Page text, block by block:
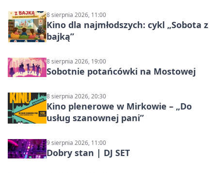
8 sierpnia 2026, 11:00
Kino dla najmłodszych: cykl „Sobota z
bajką”
8 sierpnia 2026, 19:00
Sobotnie potańcówki na Mostowej
8 sierpnia 2026, 20:30
Kino plenerowe w Mirkowie – „Do
usług szanownej pani”
9 sierpnia 2026, 11:00
Dobry stan | DJ SET